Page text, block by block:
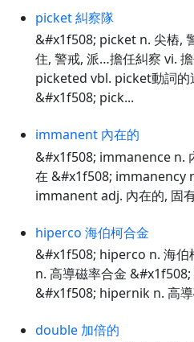
picket 糾察隊
&#x1f508; picket n. 尖樁,
住, 警戒, 派…擔任糾察 vi.
picketed vbl. picket動詞的
&#x1f508; pick...
immanent 內在的
&#x1f508; immanence n.
在 &#x1f508; immanency
immanent adj. 內在的, 固
hiperco 海伯柯合金
&#x1f508; hiperco n. 海
n. 高導磁率合金
&#x1f508; hipernik n. 高導
double 加倍的